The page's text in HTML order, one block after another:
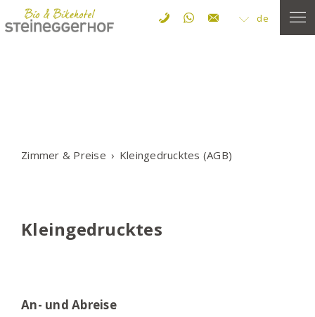
de
Zimmer & Preise Kleingedrucktes (AGB)
Kleingedrucktes
An- und Abreise